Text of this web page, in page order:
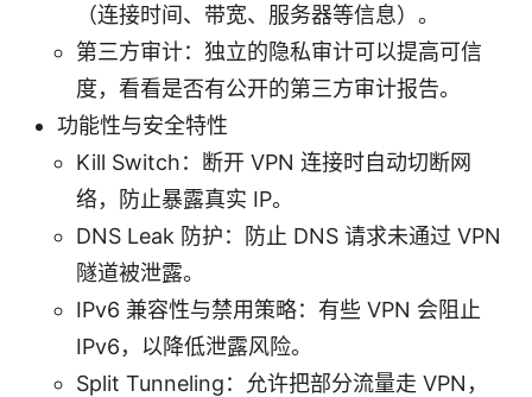
（连接时间、带宽、服务器等信息）。
第三方审计：独立的隐私审计可以提高可信
度，看看是否有公开的第三方审计报告。
功能性与安全特性
Kill Switch：断开 VPN 连接时自动切断网
络，防止暴露真实 IP。
DNS Leak 防护：防止 DNS 请求未通过 VPN
隧道被泄露。
IPv6 兼容性与禁用策略：有些 VPN 会阻止
IPv6，以降低泄露风险。
Split Tunneling：允许把部分流量走 VPN，